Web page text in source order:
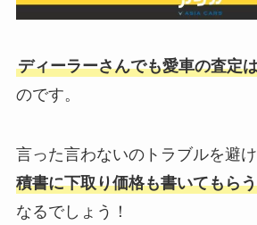
ディーラーさんでも愛車の査定
のです。
言った言わないのトラブルを避け
積書に下取り価格も書いてもらう
なるでしょう！